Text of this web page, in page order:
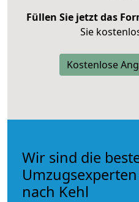
Füllen Sie jetzt das
Sie
Kostenlose
Wir sind die
nach Kehl